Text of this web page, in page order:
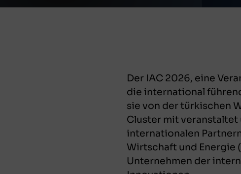
Der IAC 2026, eine
die international
sie von der türkischen
Cluster mit veranstaltet
internationalen
Wirtschaft und Energie
Unternehmen der